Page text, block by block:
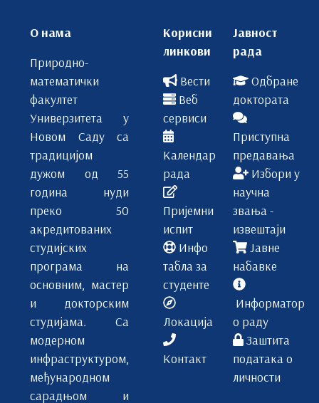
О нама
Природно-
математички
факултет
Универзитета у
Новом Саду са
традицијом
дужом од 55
година нуди
преко 50
акредитованих
студијских
програма на
основним, мастер
и докторским
студијама. Са
модерном
инфраструктуром,
међународном
сарадњом и
Корисни
линкови
Вести
Веб
сервиси
Календар
рада
Пријемни
испит
Инфо
табла за
студенте
Локација
Контакт
Јавност
рада
Одбране
доктората
Приступна
предавања
Избори у
научна
звања -
извештаји
Јавне
набавке
Информатор
о раду
Заштита
података о
личности